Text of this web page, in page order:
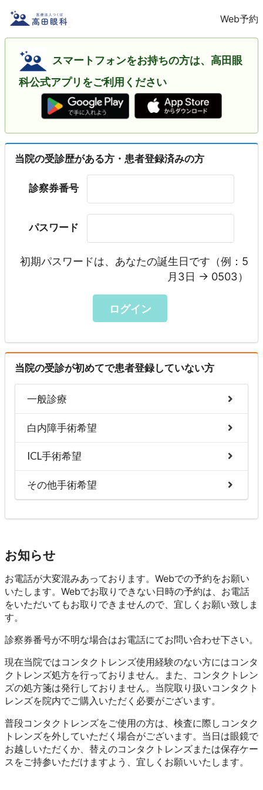
Web予約
スマートフォンをお持ちの方は、高田眼
科公式アプリをご利用ください
当院の受診歴がある方・患者登録済みの方
診察券番号
パスワード
初期パスワードは、あなたの誕生日です（例：5
月3日 → 0503）
ログイン
当院の受診が初めてで患者登録していない方
一般診療
白内障手術希望
ICL手術希望
その他手術希望
お知らせ
お電話が大変混みあっております。Webでの予約をお願い
いたします。Webでお取りできない日時の予約は、お電話
をいただいてもお取りできませんので、宜しくお願い致しま
す。
診察券番号が不明な場合はお電話にてお問い合わせ下さい。
現在当院ではコンタクトレンズ使用経験のない方にはコンタ
クトレンズ処方を行っておりません。また、コンタクトレン
ズの処方箋は発行しておりません。当院取り扱いコンタクト
レンズを院内でご購入いただく必要がございます。
普段コンタクトレンズをご使用の方は、検査に際しコンタク
トレンズを外していただく場合がございます。当日は眼鏡で
お越しいただくか、替えのコンタクトレンズまたは保存ケー
スをご持参いただけますよう、宜しくお願いいたします。